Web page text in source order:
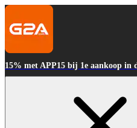
15% met APP15 bij 1e aankoop in